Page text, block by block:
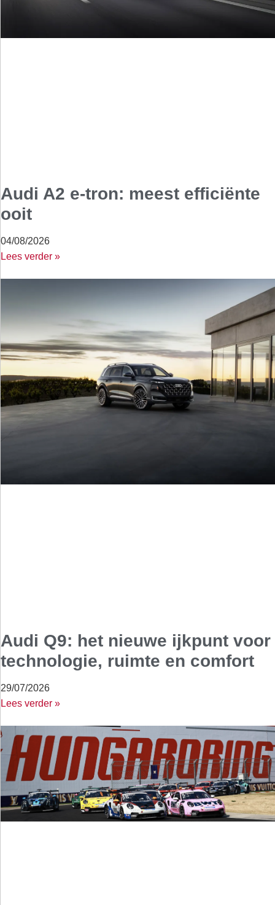
Audi A2 e-tron: meest efficiënte
ooit
04/08/2026
Lees verder »
Audi Q9: het nieuwe ijkpunt voor
technologie, ruimte en comfort
29/07/2026
Lees verder »